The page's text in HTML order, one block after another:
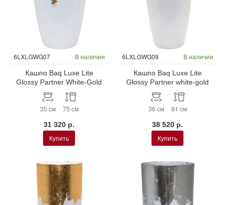
6LXLGWG07 В наличии
Кашпо Baq Luxe Lite
Glossy Partner White-Gold
35 см 75 см
31 320 р.
Купить
6LXLGWG09 В наличии
Кашпо Baq Luxe Lite
Glossy Partner white-gold
36 см 91 см
38 520 р.
Купить